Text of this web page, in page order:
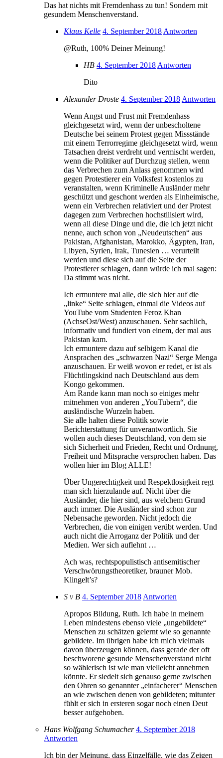
Das hat nichts mit Fremdenhass zu tun! Sondern mit
gesundem Menschenverstand.
Klaus Kelle 4. September 2018 Antworten
@Ruth, 100% Deiner Meinung!
HB 4. September 2018 Antworten
Dito
Alexander Droste 4. September 2018 Antworten
Wenn Angst und Frust mit Fremdenhass
gleichgesetzt wird, wenn der unbescholtene
Deutsche bei seinem Protest gegen Missstände
mit einem Terrorregime gleichgesetzt wird, wenn
Tatsachen dreist verdreht und vermischt werden,
wenn die Politiker auf Durchzug stellen, wenn
das Verbrechen zum Anlass genommen wird
gegen Protestierer ein Volksfest kostenlos zu
veranstalten, wenn Kriminelle Ausländer mehr
geschützt und geschont werden als Einheimische,
wenn ein Verbrechen relativiert und der Protest
dagegen zum Verbrechen hochstilisiert wird,
wenn all diese Dinge und die, die ich jetzt nicht
nenne, auch schon von „Neudeutschen“ aus
Pakistan, Afghanistan, Marokko, Ägypten, Iran,
Libyen, Syrien, Irak, Tunesien … verurteilt
werden und diese sich auf die Seite der
Protestierer schlagen, dann würde ich mal sagen:
Da stimmt was nicht.
Ich ermuntere mal alle, die sich hier auf die
„linke“ Seite schlagen, einmal die Videos auf
YouTube vom Studenten Feroz Khan
(AchseOst/West) anzuschauen. Sehr sachlich,
informativ und fundiert von einem, der mal aus
Pakistan kam.
Ich ermuntere dazu auf selbigem Kanal die
Ansprachen des „schwarzen Nazi“ Serge Menga
anzuschauen. Er weiß wovon er redet, er ist als
Flüchtlingskind nach Deutschland aus dem
Kongo gekommen.
Am Rande kann man noch so einiges mehr
mitnehmen von anderen „YouTubern“, die
ausländische Wurzeln haben.
Sie alle halten diese Politik sowie
Berichterstattung für unverantwortlich. Sie
wollen auch dieses Deutschland, von dem sie
sich Sicherheit und Frieden, Recht und Ordnung,
Freiheit und Mitsprache versprochen haben. Das
wollen hier im Blog ALLE!
Über Ungerechtigkeit und Respektlosigkeit regt
man sich hierzulande auf. Nicht über die
Ausländer, die hier sind, aus welchem Grund
auch immer. Die Ausländer sind schon zur
Nebensache geworden. Nicht jedoch die
Verbrechen, die von einigen verübt werden. Und
auch nicht die Arroganz der Politik und der
Medien. Wer sich auflehnt …
Ach was, rechtspopulistisch antisemitischer
Verschwörungstheoretiker, brauner Mob.
Klingelt’s?
S v B 4. September 2018 Antworten
Apropos Bildung, Ruth. Ich habe in meinem
Leben mindestens ebenso viele „ungebildete“
Menschen zu schätzen gelernt wie so genannte
gebildete. Im übrigen habe ich mich vielmals
davon überzeugen können, dass gerade der oft
beschworene gesunde Menschenverstand nicht
so wählerisch ist wie man vielleicht annehmen
könnte. Er siedelt sich genauso gerne zwischen
den Ohren so genannter „einfacherer“ Menschen
an wie zwischen denen von gebildeten; mitunter
fühlt er sich in ersteren sogar noch einen Deut
besser aufgehoben.
Hans Wolfgang Schumacher 4. September 2018
Antworten
Ich bin der Meinung, dass Einzelfälle, wie das Zeigen